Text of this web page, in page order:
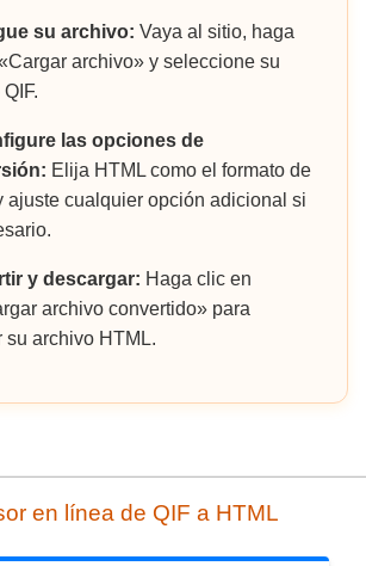
su archivo: Vaya al sitio, haga
archivo» y seleccione su
las opciones de
Elija HTML como el formato de
ajuste cualquier opción adicional si
y descargar: Haga clic en
archivo convertido» para
su archivo HTML.
en línea de QIF a HTML